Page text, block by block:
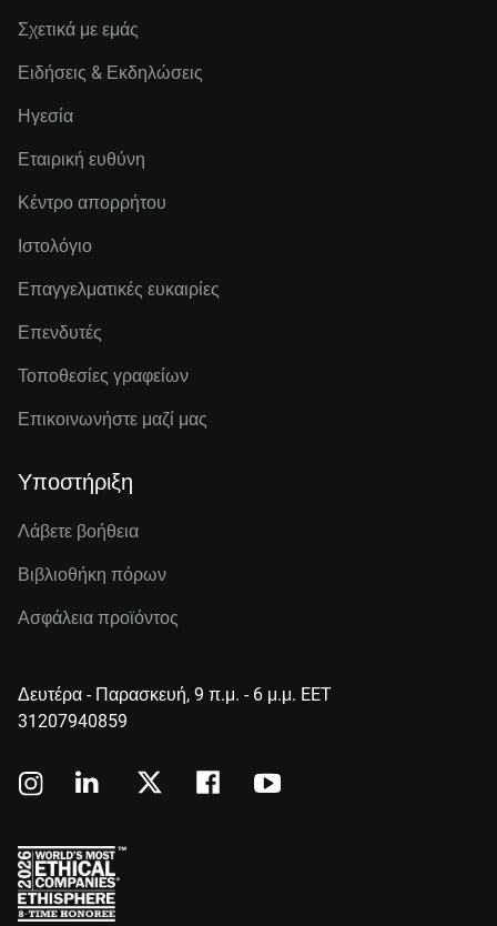
Σχετικά με εμάς
Ειδήσεις & Εκδηλώσεις
Ηγεσία
Εταιρική ευθύνη
Κέντρο απορρήτου
Ιστολόγιο
Επαγγελματικές ευκαιρίες
Επενδυτές
Τοποθεσίες γραφείων
Επικοινωνήστε μαζί μας
Υποστήριξη
Λάβετε βοήθεια
Βιβλιοθήκη πόρων
Ασφάλεια προϊόντος
Δευτέρα - Παρασκευή, 9 π.μ. - 6 μ.μ. EET
31207940859